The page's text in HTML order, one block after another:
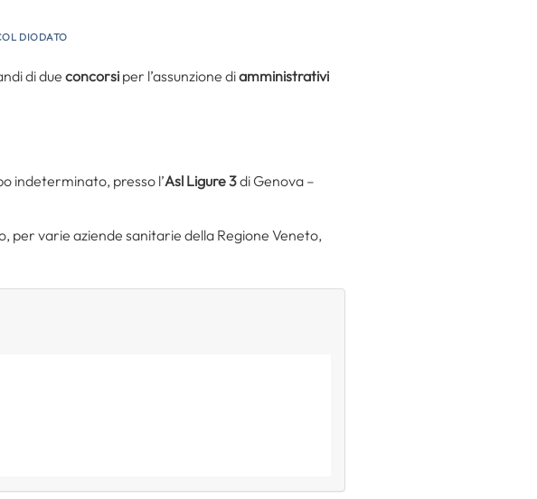
DIODATO
di due concorsi per l’assunzione diamministrativi
indeterminato, presso l’Asl Ligure 3di Genova –
per varie aziende sanitarie della Regione Veneto,